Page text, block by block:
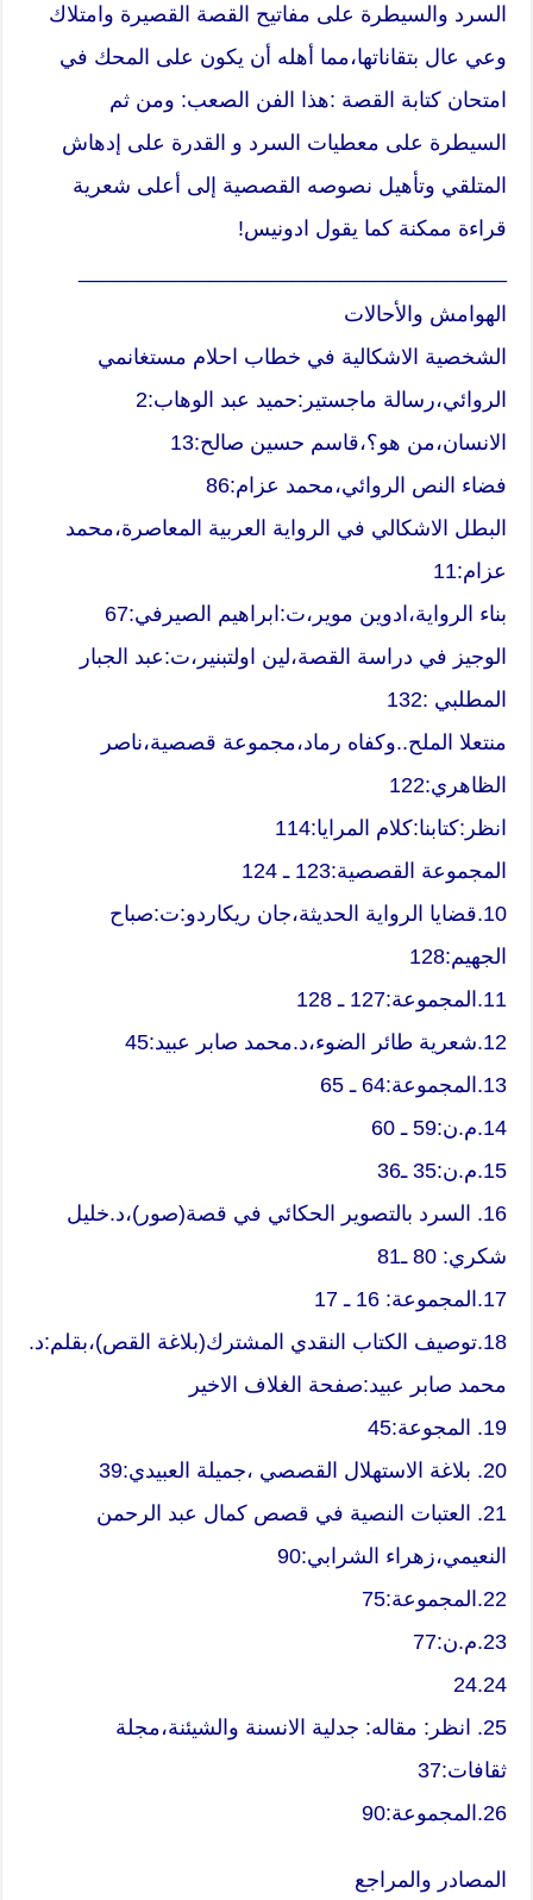
السرد والسيطرة على مفاتيح القصة القصيرة وامتلاك
وعي عال بتقاناتها،مما أهله أن يكون على المحك في
امتحان كتابة القصة :هذا الفن الصعب: ومن ثم
السيطرة على معطيات السرد و القدرة على إدهاش
المتلقي وتأهيل نصوصه القصصية إلى أعلى شعرية
قراءة ممكنة كما يقول ادونيس!
الهوامش والأحالات
الشخصية الاشكالية في خطاب احلام مستغانمي
الروائي،رسالة ماجستير:حميد عبد الوهاب:2
الانسان،من هو؟،قاسم حسين صالح:13
فضاء النص الروائي،محمد عزام:86
البطل الاشكالي في الرواية العربية المعاصرة،محمد
عزام:11
بناء الرواية،ادوين موير،ت:ابراهيم الصيرفي:67
الوجيز في دراسة القصة،لين اولتبنير،ت:عبد الجبار
المطلبي :132
منتعلا الملح..وكفاه رماد،مجموعة قصصية،ناصر
الظاهري:122
انظر:كتابنا:كلام المرايا:114
المجموعة القصصية:123 ـ 124
10.قضايا الرواية الحديثة،جان ريكاردو:ت:صباح
الجهيم:128
11.المجموعة:127 ـ 128
12.شعرية طائر الضوء،د.محمد صابر عبيد:45
13.المجموعة:64 ـ 65
14.م.ن:59 ـ 60
15.م.ن:35 ـ36
16. السرد بالتصوير الحكائي في قصة(صور)،د.خليل
شكري: 80 ـ81
17.المجموعة: 16 ـ 17
18.توصيف الكتاب النقدي المشترك(بلاغة القص)،بقلم:د.
محمد صابر عبيد:صفحة الغلاف الاخير
19. المجوعة:45
20. بلاغة الاستهلال القصصي ،جميلة العبيدي:39
21. العتبات النصية في قصص كمال عبد الرحمن
النعيمي،زهراء الشرابي:90
22.المجموعة:75
23.م.ن:77
24.24
25. انظر: مقاله: جدلية الانسنة والشيئنة،مجلة
ثقافات:37
26.المجموعة:90
المصادر والمراجع